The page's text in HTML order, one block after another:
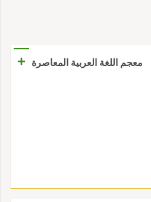
معجم اللغة العربية المعاصرة
+